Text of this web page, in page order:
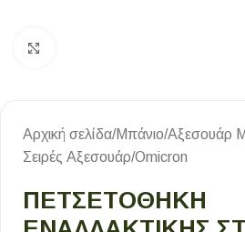
Αρχική σελίδα/Μπάνιο/Αξεσουάρ
Σειρές Αξεσουάρ/Omicron
ΠΕΤΣΕΤΟΘΗΚΗ